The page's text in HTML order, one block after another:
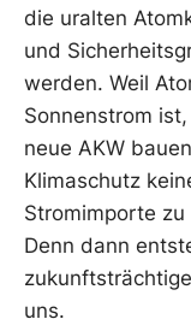
die uralten
und
werden. Weil
Sonnenstrom
neue AKW
Klimaschutz
Stromimporte
Denn dann
uns.